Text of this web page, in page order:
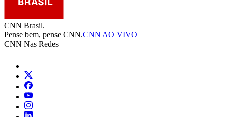
CNN Brasil.
Pense bem, pense CNN.CNN AO VIVO
CNN Nas Redes